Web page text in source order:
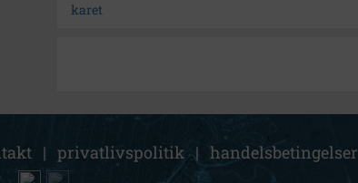
karet
| privatlivspolitik | handelsbetingelser